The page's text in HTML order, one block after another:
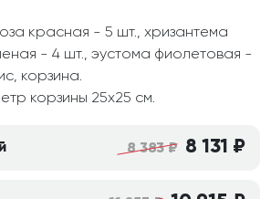
красная - 5 шт., хризантема
- 4 шт., эустома фиолетовая -
корзина.
корзины 25х25 см.
8 383 ₽ 8 131 ₽